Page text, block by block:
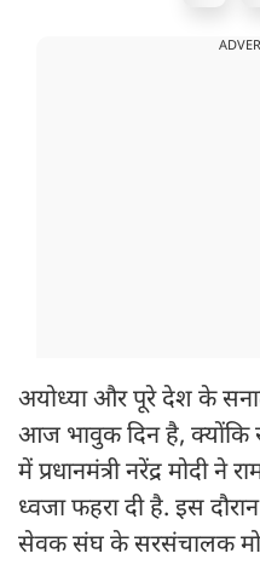
अयोध्या और पूरे देश के
आज भावुक दिन है, क्योंकि
में प्रधानमंत्री नरेंद्र मोदी
ध्वजा फहरा दी है. इस
सेवक संघ के सरसंचालक